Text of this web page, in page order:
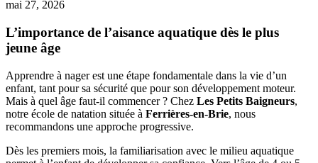
mai 27, 2026
L’importance de l’aisance aquatique dès le plus
jeune âge
Apprendre à nager est une étape fondamentale dans la vie d’un
enfant, tant pour sa sécurité que pour son développement moteur.
Mais à quel âge faut-il commencer ? Chez Les Petits Baigneurs,
notre école de natation située à Ferrières-en-Brie, nous
recommandons une approche progressive.
Dès les premiers mois, la familiarisation avec le milieu aquatique